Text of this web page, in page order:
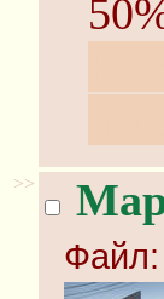
>>
Файл: